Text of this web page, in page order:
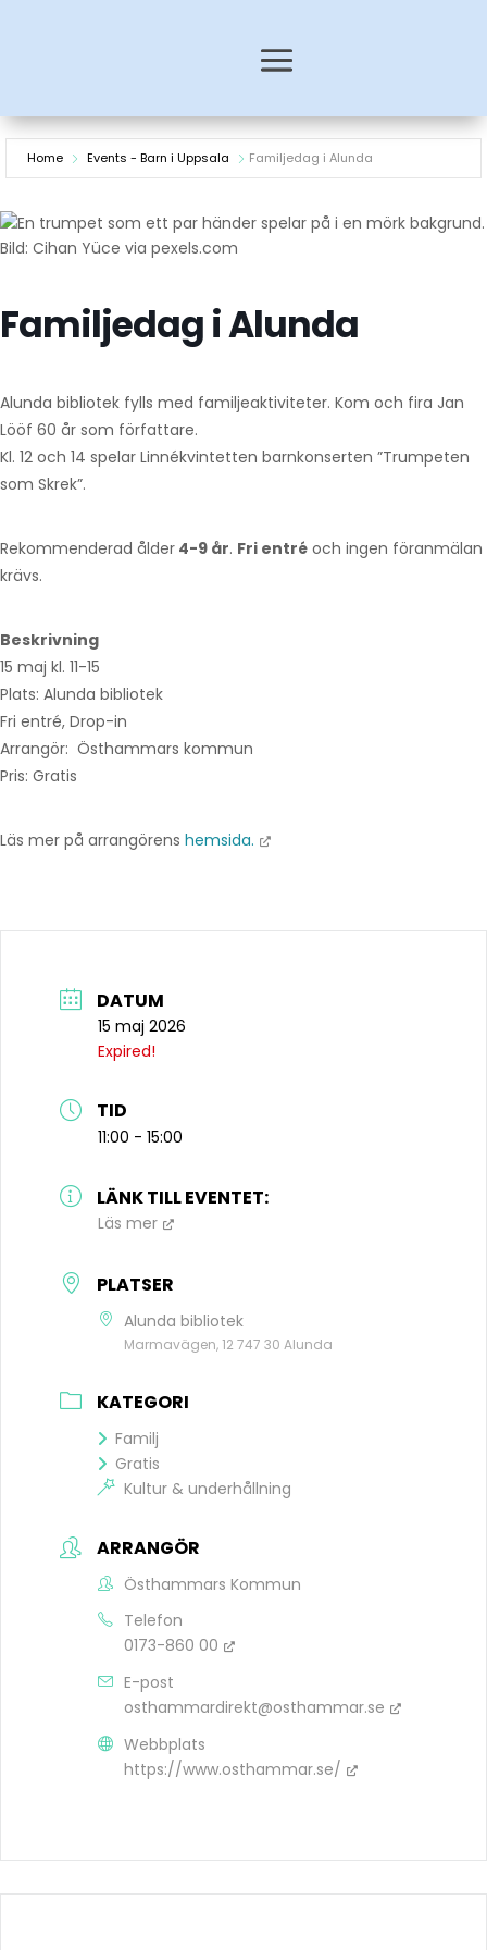
Home Events - Barn i Uppsala Familjedag i Alunda
Bild: Cihan Yüce via pexels.com
Familjedag i Alunda
Alunda bibliotek fylls med familjeaktiviteter. Kom och fira Jan
Lööf 60 år som författare.
Kl. 12 och 14 spelar Linnékvintetten barnkonserten ”Trumpeten
som Skrek”.
Rekommenderad ålder 4-9 år. Fri entré och ingen föranmälan
krävs.
Beskrivning
15 maj kl. 11-15
Plats: Alunda bibliotek
Fri entré, Drop-in
Arrangör: Östhammars kommun
Pris: Gratis
Läs mer på arrangörens hemsida.
DATUM
15 maj 2026
Expired!
TID
11:00 - 15:00
LÄNK TILL EVENTET:
Läs mer
PLATSER
Alunda bibliotek
Marmavägen, 12 747 30 Alunda
KATEGORI
Familj
Gratis
Kultur & underhållning
ARRANGÖR
Östhammars Kommun
Telefon
0173-860 00
E-post
osthammardirekt@osthammar.se
Webbplats
https://www.osthammar.se/